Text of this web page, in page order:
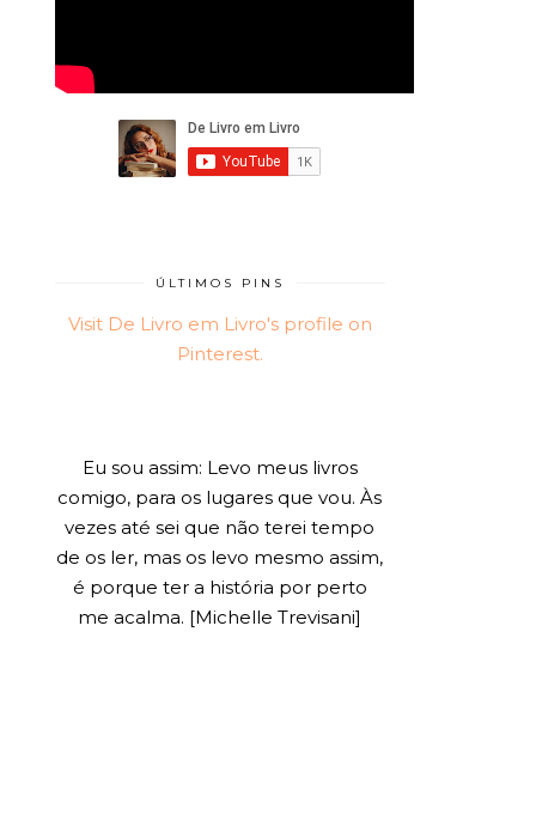
ÚLTIMOS PINS
Visit De Livro em Livro's profile on
Pinterest.
Eu sou assim: Levo meus livros
comigo, para os lugares que vou. Às
vezes até sei que não terei tempo
de os ler, mas os levo mesmo assim,
é porque ter a história por perto
me acalma. [Michelle Trevisani]